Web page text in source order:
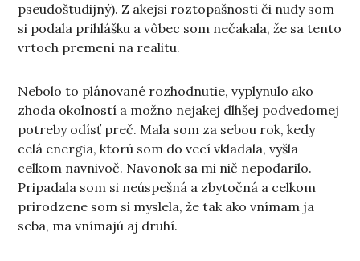
pseudoštudijný). Z akejsi roztopašnosti či nudy som
si podala prihlášku a vôbec som nečakala, že sa tento
vrtoch premení na realitu.
Nebolo to plánované rozhodnutie, vyplynulo ako
zhoda okolností a možno nejakej dlhšej podvedomej
potreby odísť preč. Mala som za sebou rok, kedy
celá energia, ktorú som do vecí vkladala, vyšla
celkom navnivoč. Navonok sa mi nič nepodarilo.
Pripadala som si neúspešná a zbytočná a celkom
prirodzene som si myslela, že tak ako vnímam ja
seba, ma vnímajú aj druhí.